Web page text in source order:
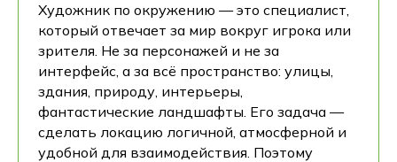
Художник по окружению — это специалист,
который отвечает за мир вокруг игрока или
зрителя. Не за персонажей и не за
интерфейс, а за всё пространство: улицы,
здания, природу, интерьеры,
фантастические ландшафты. Его задача —
сделать локацию логичной, атмосферной и
удобной для взаимодействия. Поэтому